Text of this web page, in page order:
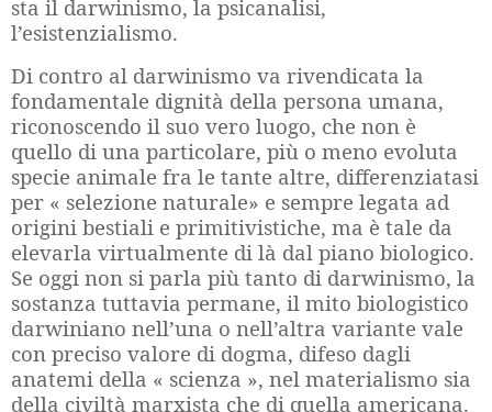
sta il darwinismo, la psicanalisi,
l’esistenzialismo.
Di contro al darwinismo va rivendicata la
fondamentale dignità della persona umana,
riconoscendo il suo vero luogo, che non è
quello di una particolare, più o meno evoluta
specie animale fra le tante altre, differenziatasi
per « selezione naturale» e sempre legata ad
origini bestiali e primitivistiche, ma è tale da
elevarla virtualmente di là dal piano biologico.
Se oggi non si parla più tanto di darwinismo, la
sostanza tuttavia permane, il mito biologistico
darwiniano nell’una o nell’altra variante vale
con preciso valore di dogma, difeso dagli
anatemi della « scienza », nel materialismo sia
della civiltà marxista che di quella americana.